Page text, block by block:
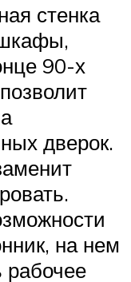
стенка
90-х
дверок.
на нем
рабочее